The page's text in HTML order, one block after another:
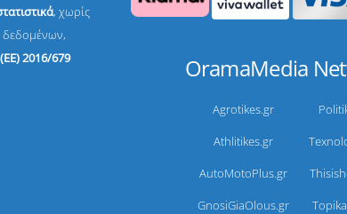
, χωρίς
2016/679
OramaMedia
Agrotikes.gr
Athlitikes.gr
AutoMotoPlus.gr
GnosiGiaOlous.gr